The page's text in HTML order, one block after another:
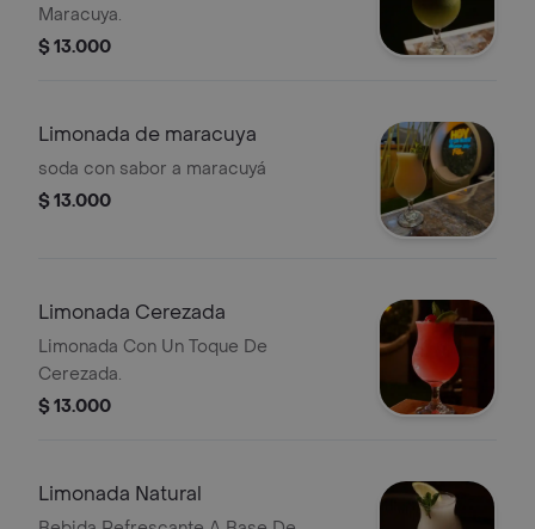
Maracuya.
$ 13.000
Limonada de maracuya
soda con sabor a maracuyá
$ 13.000
Limonada Cerezada
Limonada Con Un Toque De
Cerezada.
$ 13.000
Limonada Natural